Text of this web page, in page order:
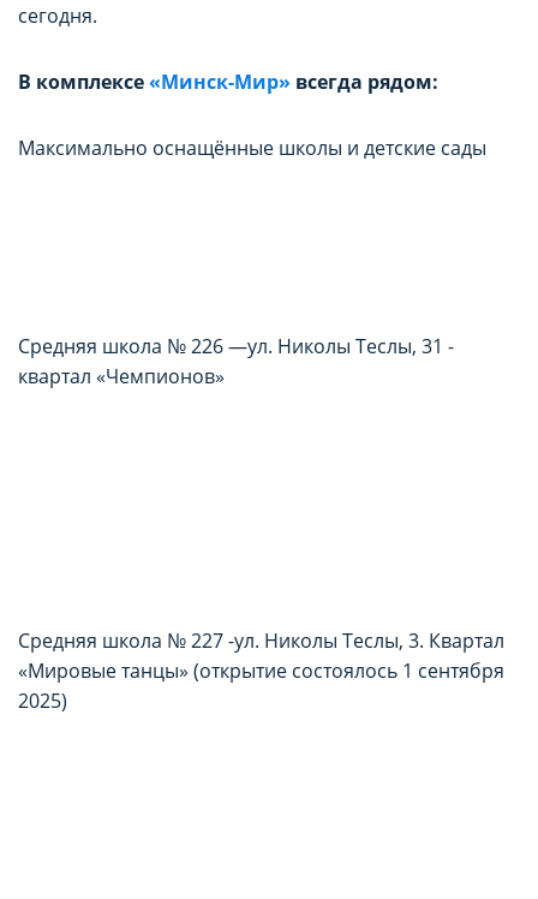
сегодня.
В комплексе«Минск-Мир» всегда рядом:
Максимально оснащённые школы и детские сады
Средняя школа № 226 —ул. Николы Теслы, 31 -
квартал «Чемпионов»
Средняя школа № 227 -ул. Николы Теслы, 3. Квартал
«Мировые танцы» (открытие состоялось 1 сентября
2025)